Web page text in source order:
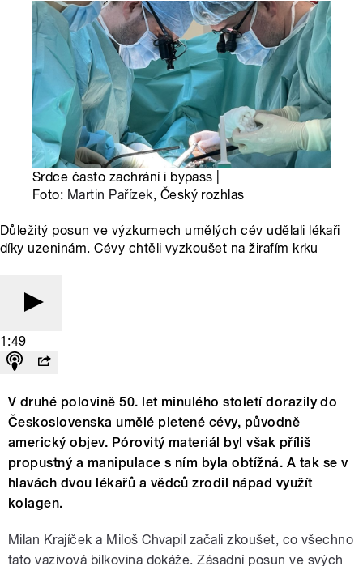
Srdce často zachrání i bypass |
Foto: Martin Pařízek, Český rozhlas
Důležitý posun ve výzkumech umělých cév udělali lékaři
díky uzeninám. Cévy chtěli vyzkoušet na žirafím krku
1:49
V druhé polovině 50. let minulého století dorazily do
Československa umělé pletené cévy, původně
americký objev. Pórovitý materiál byl však příliš
propustný a manipulace s ním byla obtížná. A tak se v
hlavách dvou lékařů a vědců zrodil nápad využít
kolagen.
Milan Krajíček a Miloš Chvapil začali zkoušet, co všechno
tato vazivová bílkovina dokáže. Zásadní posun ve svých